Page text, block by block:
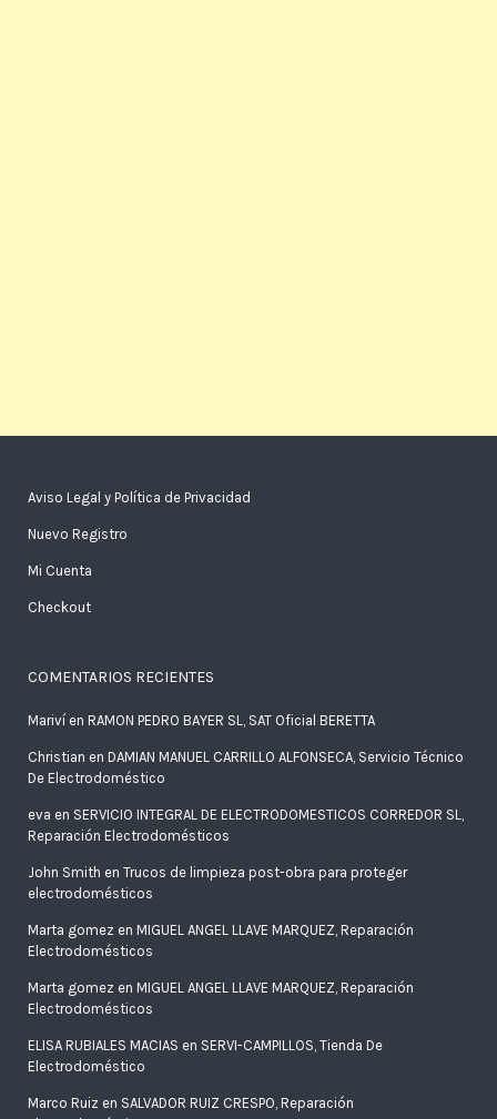
Aviso Legal y Política de Privacidad
Nuevo Registro
Mi Cuenta
Checkout
COMENTARIOS RECIENTES
Marivíen RAMON PEDRO BAYER SL, SAT Oficial BERETTA
Christian en DAMIAN MANUEL CARRILLO ALFONSECA, Servicio Técnico
De Electrodoméstico
eva en SERVICIO INTEGRAL DE ELECTRODOMESTICOS CORREDOR SL,
Reparación Electrodomésticos
John Smith en Trucos de limpieza post-obra para proteger
electrodomésticos
Marta gomez en MIGUEL ANGEL LLAVE MARQUEZ, Reparación
Electrodomésticos
Marta gomez en MIGUEL ANGEL LLAVE MARQUEZ, Reparación
Electrodomésticos
ELISA RUBIALES MACIAS en SERVI-CAMPILLOS, Tienda De
Electrodoméstico
Marco Ruiz en SALVADOR RUIZ CRESPO, Reparación